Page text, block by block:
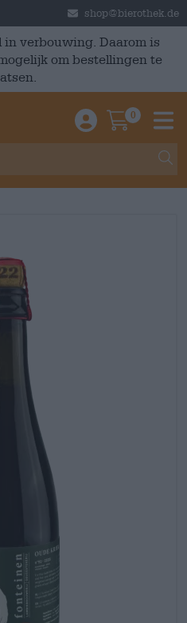
shop@bierothek.de
verbouwing. Daarom is
om bestellingen te
Einloggen /
0